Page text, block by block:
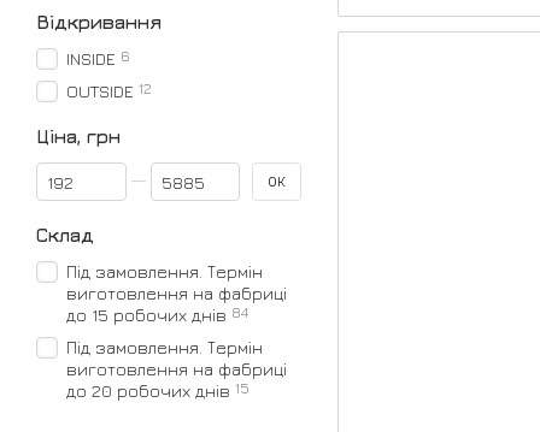
Відкривання
INSIDE 6
OUTSIDE 12
Ціна, грн
Від Ціна, грн
До Ціна, грн ОК
Склад
Під замовлення. Термін
виготовлення на фабриці
до 15 робочих днів 84
Під замовлення. Термін
виготовлення на фабриці
до 20 робочих днів 15